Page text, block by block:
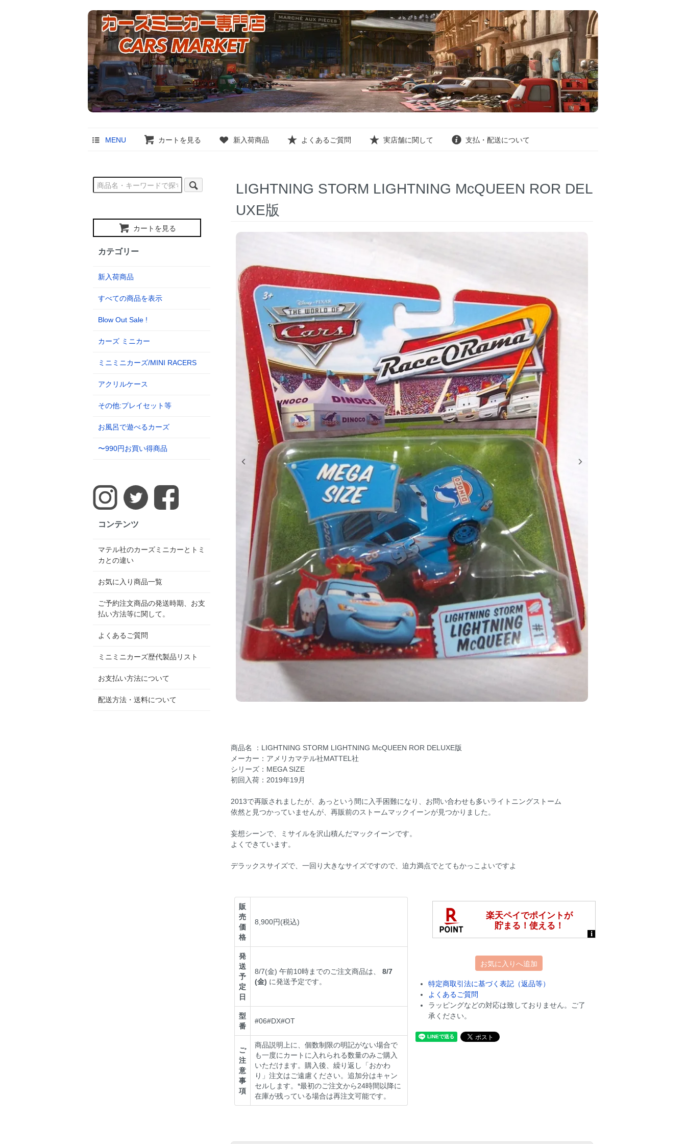
MENU カートを見る 新入荷商品 よくあるご質問 実店舗に関して 支払・配送について
LIGHTNING STORM LIGHTNING McQUEEN ROR DEL
UXE版
商品名 ：LIGHTNING STORM LIGHTNING McQUEEN ROR DELUXE版
メーカー：アメリカマテル社MATTEL社
シリーズ：MEGA SIZE
初回入荷：2019年19月
2013で再販されましたが、あっという間に入手困難になり、お問い合わせも多いライトニングストーム
依然と見つかっていませんが、再販前のストームマックイーンが見つかりました。
妄想シーンで、ミサイルを沢山積んだマックイーンです。
よくできています。
デラックスサイズで、一回り大きなサイズですので、迫力満点でとてもかっこよいですよ
販
売
価
格
8,900円(税込)
発
送
予
定
日
8/7(金) 午前10時までのご注文商品は、8/7
(金) に発送予定です。
型
番
#06#DX#OT
ご
注
意
事
項
商品説明上に、個数制限の明記がない場合で
も一度にカートに入れられる数量のみご購入
いただけます。購入後、繰り返し「おかわ
り」注文はご遠慮ください。追加分はキャン
セルします。*最初のご注文から24時間以降に
在庫が残っている場合は再注文可能です。
お気に入りへ追加
特定商取引法に基づく表記（返品等）
よくあるご質問
ラッピングなどの対応は致しておりません。ご了
承ください。
カートを見る
カテゴリー
新入荷商品
すべての商品を表示
Blow Out Sale !
カーズ ミニカー
ミニミニカーズ/MINI RACERS
アクリルケース
その他:プレイセット等
お風呂で遊べるカーズ
〜990円お買い得商品
コンテンツ
マテル社のカーズミニカーとトミ
カとの違い
お気に入り商品一覧
ご予約注文商品の発送時期、お支
払い方法等に関して。
よくあるご質問
ミニミニカーズ歴代製品リスト
お支払い方法について
配送方法・送料について